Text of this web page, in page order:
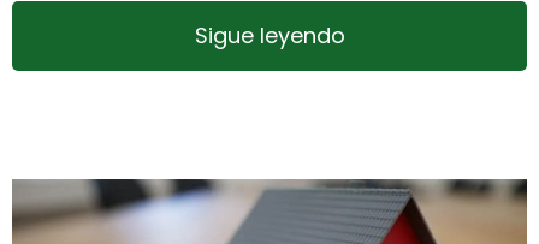
Sigue leyendo